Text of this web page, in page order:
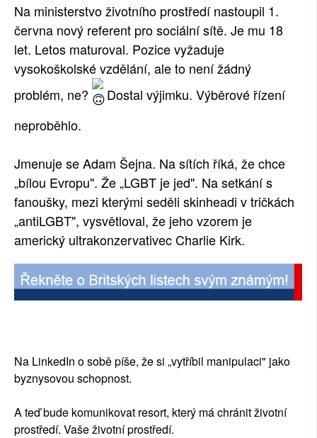
Na ministerstvo životního prostředí nastoupil 1.
června nový referent pro sociální sítě. Je mu 18
let. Letos maturoval. Pozice vyžaduje
vysokoškolské vzdělání, ale to není žádný
problém, ne?
Dostal výjimku. Výběrové řízení
neproběhlo.
Jmenuje se Adam Šejna. Na sítích říká, že chce
„bílou Evropu". Že „LGBT je jed". Na setkání s
fanoušky, mezi kterými seděli skinheadi v tričkách
„antiLGBT", vysvětloval, že jeho vzorem je
americký ultrakonzervativec Charlie Kirk.
Na LinkedIn o sobě píše, že si „vytříbil manipulaci" jako
byznysovou schopnost.
A teď bude komunikovat resort, který má chránit životní
prostředí. Vaše životní prostředí.